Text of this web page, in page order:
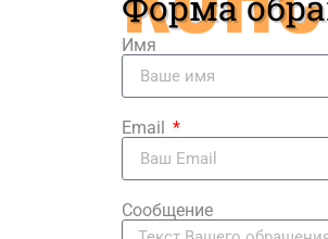
Имя
Email
Сообщение